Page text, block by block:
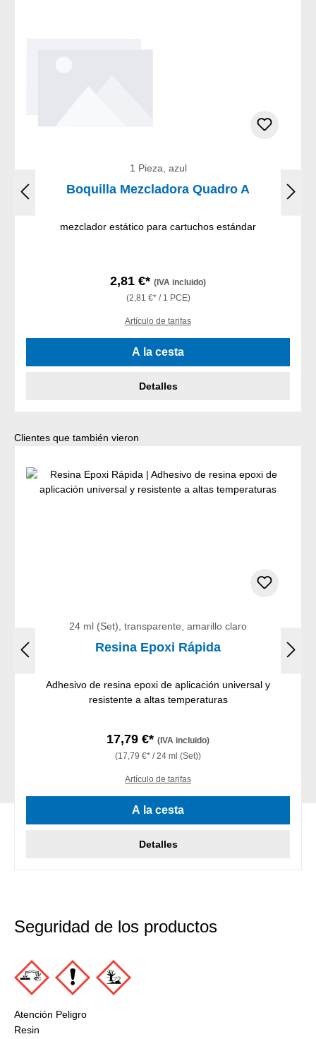
1 Pieza, azul
Boquilla Mezcladora Quadro A
mezclador estático para cartuchos estándar
2,81 €* (IVA incluido)
(2,81 €* / 1 PCE)
Artículo de tarifas
A la cesta
Detalles
Omitir la galería de productos
Clientes que también vieron
24 ml (Set), transparente, amarillo claro
Resina Epoxi Rápida
Adhesivo de resina epoxi de aplicación universal y
resistente a altas temperaturas
17,79 €* (IVA incluido)
(17,79 €* / 24 ml (Set))
Artículo de tarifas
A la cesta
Detalles
Seguridad de los productos
Atención Peligro
Resin